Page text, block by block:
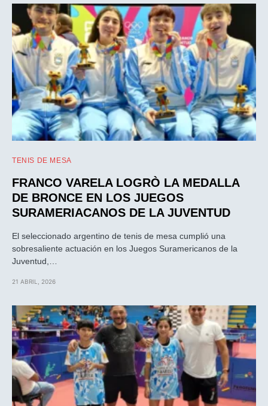
TENIS DE MESA
FRANCO VARELA LOGRÒ LA MEDALLA
DE BRONCE EN LOS JUEGOS
SURAMERIACANOS DE LA JUVENTUD
El seleccionado argentino de tenis de mesa cumplió una
sobresaliente actuación en los Juegos Suramericanos de la
Juventud,…
21 ABRIL, 2026